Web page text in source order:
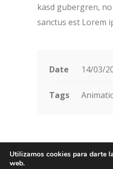
kasd gubergren,
sanctus est Lorem
Date 14/03/
Tags
Utilizamos cookies para darte
web.